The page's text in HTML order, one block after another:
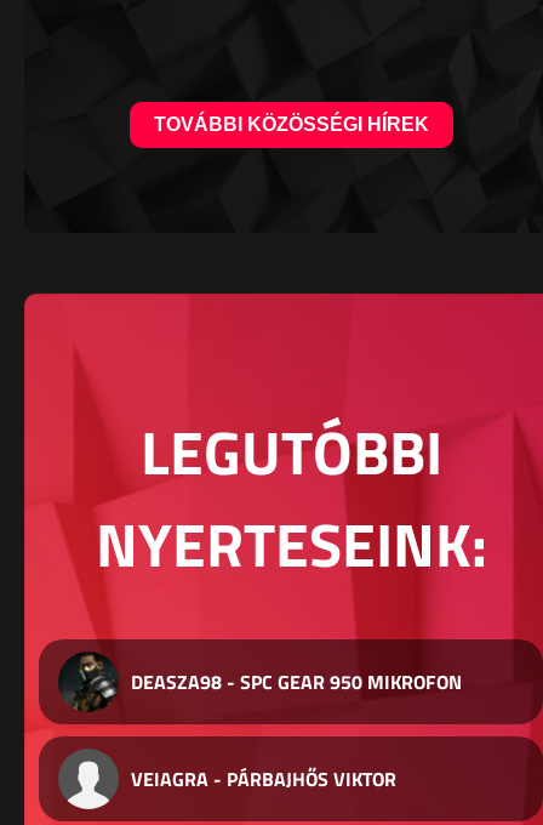
TOVÁBBI KÖZÖSSÉGI HÍREK
LEGUTÓBBI
NYERTESEINK:
DEASZA98 - SPC GEAR 950 MIKROFON
VEIAGRA - PÁRBAJHŐS VIKTOR